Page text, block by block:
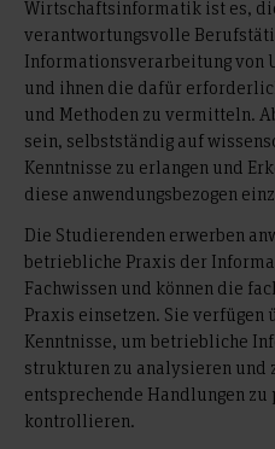
Wirtschaftsinformatik ist es,
verantwortungsvolle
Informationsverarbeitung von
und ihnen die dafür
und Methoden zu vermitteln.
sein, selbstständig auf
Kenntnisse zu erlangen und
diese anwendungsbezogen
Die Studierenden erwerben
betriebliche Praxis der
Fachwissen und können die
Praxis einsetzen. Sie verfügen
Kenntnisse, um betriebliche
strukturen zu analysieren und
entsprechende Handlungen
kontrollieren.